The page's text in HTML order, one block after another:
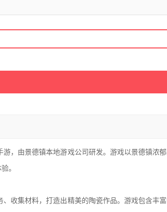
，由景德镇本地游戏公司研发。游戏以景德镇浓
。
收集材料，打造出精美的陶瓷作品。游戏包含丰